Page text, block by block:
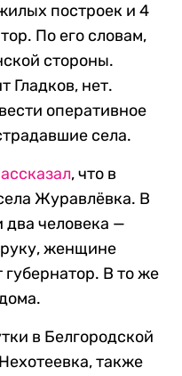
построек и 4
По его словам,
стороны.
Гладков, нет.
оперативное
села.
, что в
Журавлёвка. В
два человека —
женщине
В то же
в Белгородской
также